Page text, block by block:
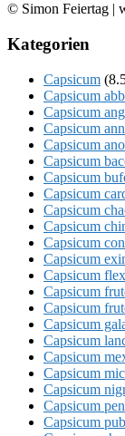
© Simon Feiertag |
Kategorien
Capsicum
Capsicum
Capsicum
Capsicum
Capsicum
Capsicum
Capsicum
Capsicum
Capsicum
Capsicum
Capsicum
Capsicum
Capsicum
Capsicum
Capsicum
Capsicum
Capsicum
Capsicum
Capsicum
Capsicum
Capsicum
Capsicum